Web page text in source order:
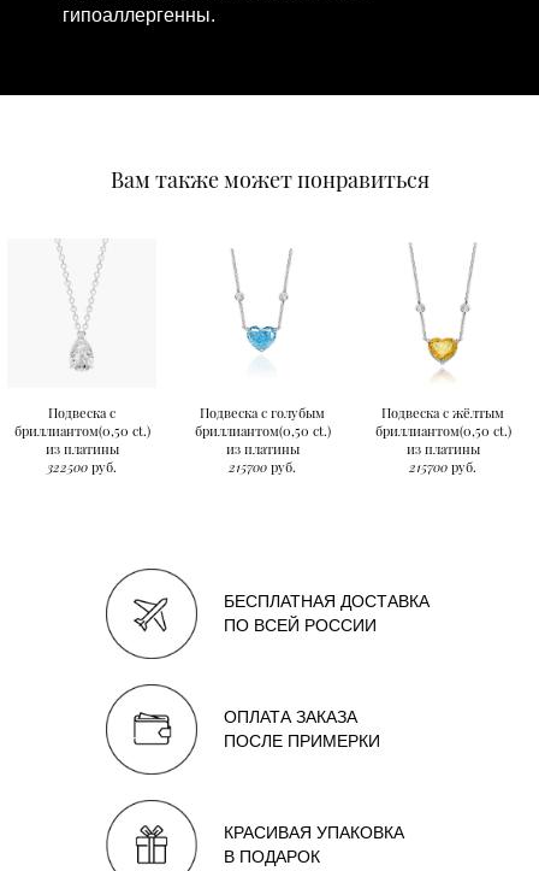
гипоаллергенны.
Вам также может понравиться
Подвеска с
бриллиантом(0,50 ct.)
из платины
322500 руб.
Подвеска с голубым
бриллиантом(0,50 ct.)
из платины
215700 руб.
Подвеска с жёлтым
бриллиантом(0,50 ct.)
из платины
215700 руб.
БЕСПЛАТНАЯ ДОСТАВКА
ПО ВСЕЙ РОССИИ
ОПЛАТА ЗАКАЗА
ПОСЛЕ ПРИМЕРКИ
КРАСИВАЯ УПАКОВКА
В ПОДАРОК